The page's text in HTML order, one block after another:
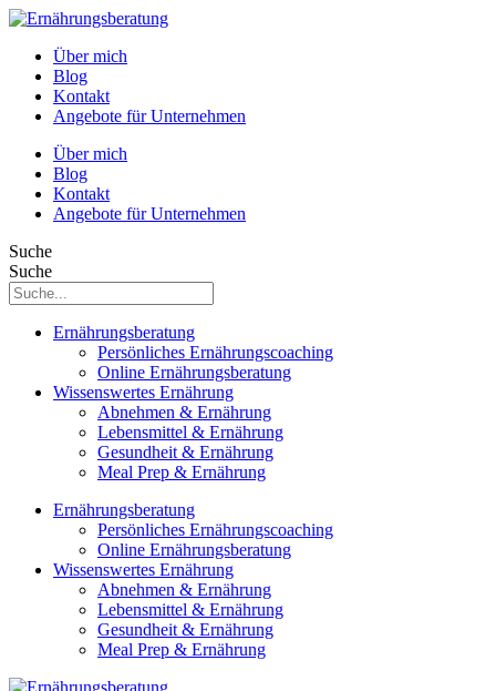
Über mich
Blog
Kontakt
Angebote für Unternehmen
Über mich
Blog
Kontakt
Angebote für Unternehmen
Suche
Suche
Ernährungsberatung
Persönliches Ernährungscoaching
Online Ernährungsberatung
Wissenswertes Ernährung
Abnehmen & Ernährung
Lebensmittel & Ernährung
Gesundheit & Ernährung
Meal Prep & Ernährung
Ernährungsberatung
Persönliches Ernährungscoaching
Online Ernährungsberatung
Wissenswertes Ernährung
Abnehmen & Ernährung
Lebensmittel & Ernährung
Gesundheit & Ernährung
Meal Prep & Ernährung